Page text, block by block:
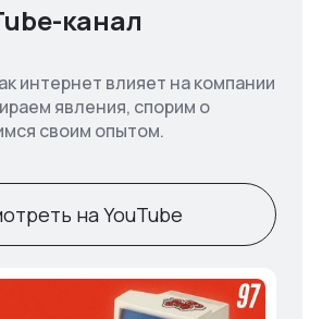
канал
интернет влияет на компании
явления, спорим о
своим опытом.
на YouTube